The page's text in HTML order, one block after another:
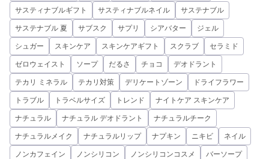
サスティナブルギフト サスティナブルネイル サステナブル
サステナブル 夏 サブスク サプリ シアバター ジェル
シュガー スキンケア スキンケアギフト スクラブ セラミド
ゼロウェイスト ソープ だるさ チョコ デオドラント
テカリ ミネラル テカリ対策 デリケートゾーン ドライフラワー
トラブル トラベルサイズ トレンド ナイトケア スキンケア
ナチュラル ナチュラル デオドラント ナチュラルチーク
ナチュラルメイク ナチュラルリップ ナプキン ニキビ ネイル
ノンカフェイン ノンシリコン ノンシリコンコスメ バーソープ